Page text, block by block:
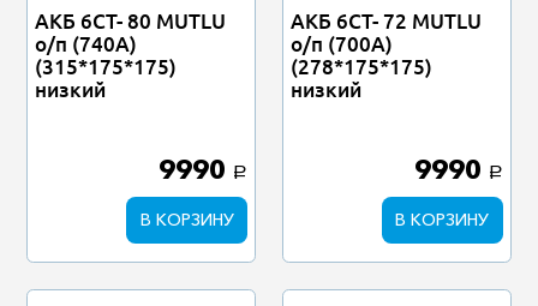
АКБ 6СТ- 80 MUTLU
о/п (740А)
(315*175*175)
низкий
9990 a
В КОРЗИНУ
АКБ 6СТ- 72 MUTLU
о/п (700А)
(278*175*175)
низкий
9990 a
В КОРЗИНУ